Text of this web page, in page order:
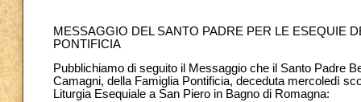
MESSAGGIO DEL SANTO PADRE PER LE ESEQUIE
PONTIFICIA
Pubblichiamo di seguito il Messaggio che il Santo Padre
Camagni, della Famiglia Pontificia, deceduta mercoledì
Liturgia Esequiale a San Piero in Bagno di Romagna: